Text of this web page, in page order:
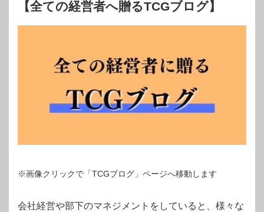
【全ての経営者へ贈るTCGブログ】
※画像クリックで「TCGブログ」ページへ移動します
会社経営や部下のマネジメントをしていると、様々な